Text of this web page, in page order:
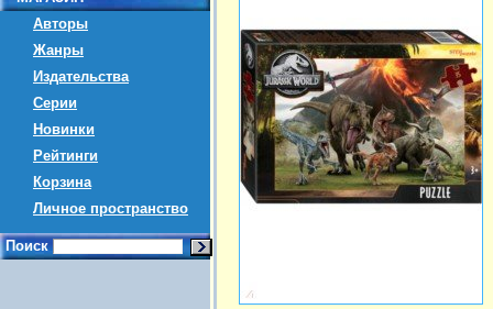
Авторы
Жанры
Издательства
Серии
Новинки
Рейтинги
Корзина
Личное пространство
Поиск